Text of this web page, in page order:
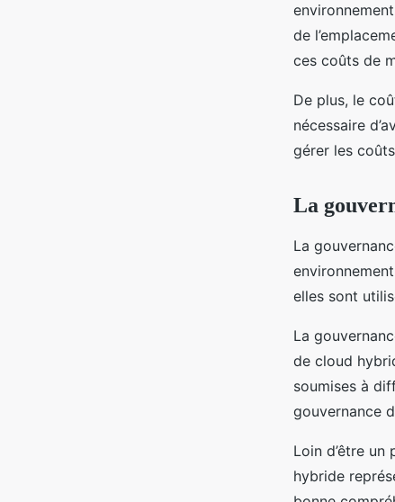
de
ces coûts de
De plus, le
nécessaire
gérer les
La
La
elles sont
La
de cloud
soumises à
gouvernance
Loin d’être
hybride